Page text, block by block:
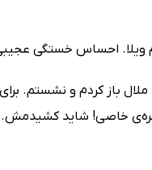
ویلا. احساس خستگی
ملال باز کردم و نشستم.
خاصی! شاید کشیدمش.